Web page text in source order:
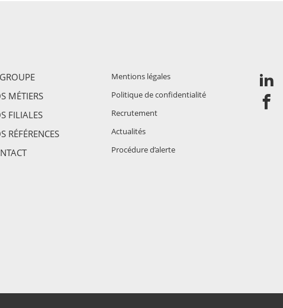
MÉTIERS
FILIALES
RÉFÉRENCES
Mentions légales
Politique de confidentialité
Recrutement
Actualités
Procédure d’alerte